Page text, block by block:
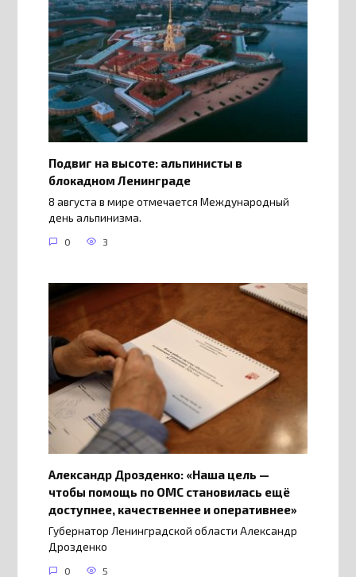
Подвиг на высоте: альпинисты в
блокадном Ленинграде
8 августа в мире отмечается Международный
день альпинизма.
0 3
Александр Дрозденко: «Наша цель —
чтобы помощь по ОМС становилась ещё
доступнее, качественнее и оперативнее»
Губернатор Ленинградской области Александр
Дрозденко
0 5